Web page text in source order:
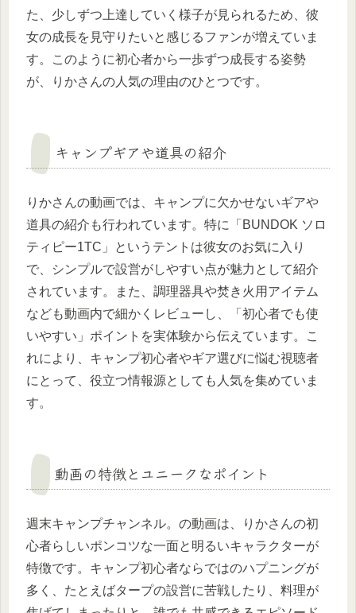
た、少しずつ上達していく様子が見られるため、彼
女の成長を見守りたいと感じるファンが増えていま
す。このように初心者から一歩ずつ成長する姿勢
が、りかさんの人気の理由のひとつです。
キャンプギアや道具の紹介
りかさんの動画では、キャンプに欠かせないギアや
道具の紹介も行われています。特に「BUNDOK ソロ
ティピー1TC」というテントは彼女のお気に入り
で、シンプルで設営がしやすい点が魅力として紹介
されています。また、調理器具や焚き火用アイテム
なども動画内で細かくレビューし、「初心者でも使
いやすい」ポイントを実体験から伝えています。こ
れにより、キャンプ初心者やギア選びに悩む視聴者
にとって、役立つ情報源としても人気を集めていま
す。
動画の特徴とユニークなポイント
週末キャンプチャンネル。の動画は、りかさんの初
心者らしいポンコツな一面と明るいキャラクターが
特徴です。キャンプ初心者ならではのハプニングが
多く、たとえばタープの設営に苦戦したり、料理が